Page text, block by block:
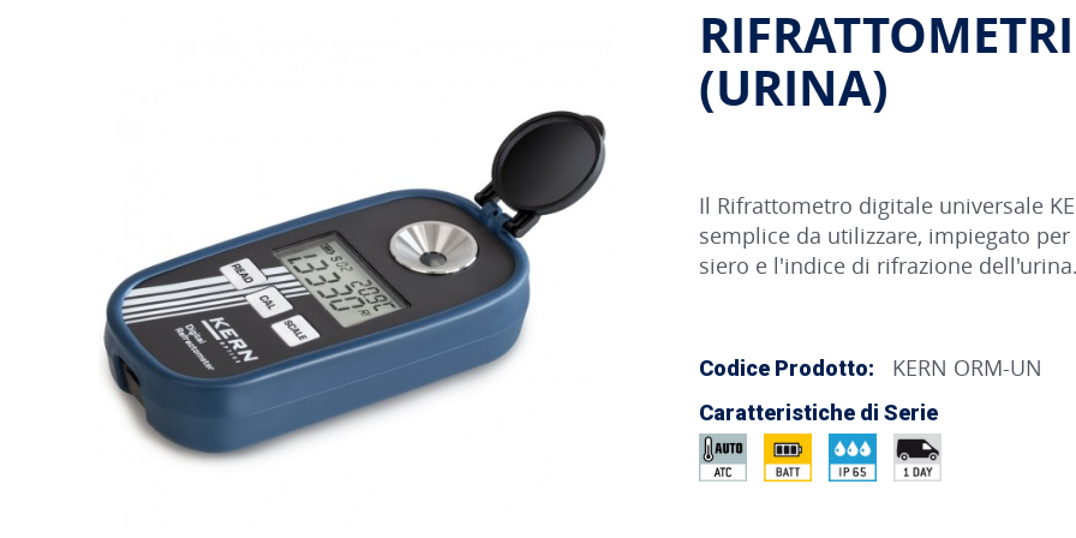
(URINA)
Il Rifrattometro digitale universale
semplice da utilizzare, impiegato
siero e l'indice di rifrazione dell'urina.
Codice Prodotto: KERN ORM-UN
Caratteristiche di Serie